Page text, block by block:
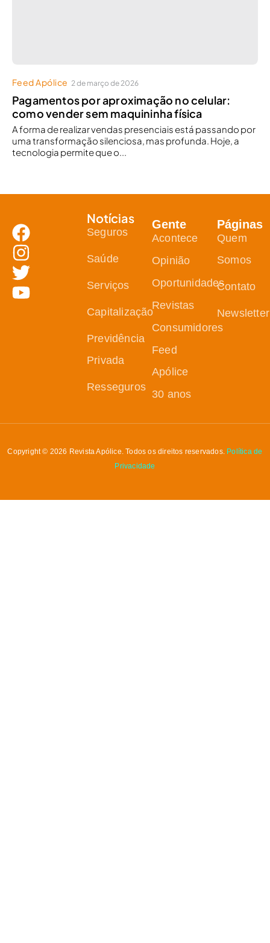
Feed Apólice 2 de março de 2026
Pagamentos por aproximação no celular:
como vender sem maquininha física
A forma de realizar vendas presenciais está passando por
uma transformação silenciosa, mas profunda. Hoje, a
tecnologia permite que o...
Notícias
Seguros
Saúde
Serviços
Capitalização
Previdência
Privada
Resseguros
Gente
Acontece
Opinião
Oportunidades
Revistas
Consumidores
Feed
Apólice
30 anos
Páginas
Quem
Somos
Contato
Newsletter
Copyright © 2026 Revista Apólice. Todos os direitos reservados. Política de
Privacidade